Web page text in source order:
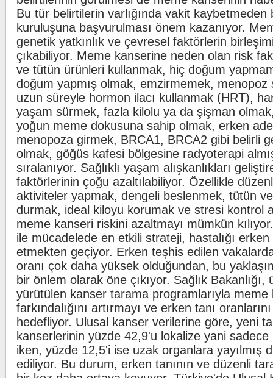
Bu tür belirtilerin varlığında vakit kaybetmeden
kuruluşuna başvurulması önem kazanıyor.
genetik yatkınlık ve çevresel faktörlerin
çıkabiliyor. Meme kanserine neden olan risk
ve tütün ürünleri kullanmak, hiç doğum
doğum yapmış olmak, emzirmemek, menopoz
uzun süreyle hormon ilacı kullanmak (HRT),
yaşam sürmek, fazla kilolu ya da şişman
yoğun meme dokusuna sahip olmak, erken
menopoza girmek, BRCA1, BRCA2 gibi belirli
olmak, göğüs kafesi bölgesine radyoterapi
sıralanıyor. Sağlıklı yaşam alışkanlıkları
faktörlerinin çoğu azaltılabiliyor. Özellikle
aktiviteler yapmak, dengeli beslenmek, tütün
durmak, ideal kiloyu korumak ve stresi kontrol
meme kanseri riskini azaltmayı mümkün
ile mücadelede en etkili strateji, hastalığı
etmekten geçiyor. Erken teşhis edilen
oranı çok daha yüksek olduğundan, bu
bir önlem olarak öne çıkıyor. Sağlık Bakanlığı,
yürütülen kanser tarama programlarıyla meme
farkındalığını artırmayı ve erken tanı
hedefliyor. Ulusal kanser verilerine göre, yeni
kanserlerinin yüzde 42,9'u lokalize yani sadece
iken, yüzde 12,5'i ise uzak organlara yayılmış
ediliyor. Bu durum, erken tanının ve düzenli